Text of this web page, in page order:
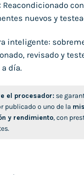
Reacondicionado con
nuevos y
inteligente:
revisado y
día.
el procesador: se
publicado o uno de la
y rendimiento, con